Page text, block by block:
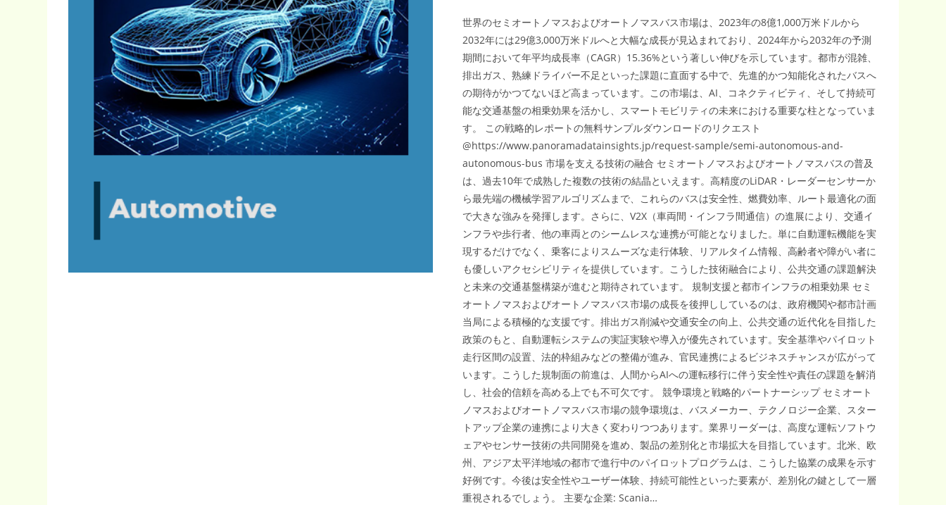
世界のセミオートノマスおよびオートノマスバス市場は、2023年の8億1,000万米ドルから
2032年には29億3,000万米ドルへと大幅な成長が見込まれており、2024年から2032年の予測
期間において年平均成長率（CAGR）15.36%という著しい伸びを示しています。都市が混雑、
排出ガス、熟練ドライバー不足といった課題に直面する中で、先進的かつ知能化されたバスへ
の期待がかつてないほど高まっています。この市場は、AI、コネクティビティ、そして持続可
能な交通基盤の相乗効果を活かし、スマートモビリティの未来における重要な柱となっていま
す。 この戦略的レポートの無料サンプルダウンロードのリクエスト
@https://www.panoramadatainsights.jp/request-sample/semi-autonomous-and-
autonomous-bus 市場を支える技術の融合 セミオートノマスおよびオートノマスバスの普及
は、過去10年で成熟した複数の技術の結晶といえます。高精度のLiDAR・レーダーセンサーか
ら最先端の機械学習アルゴリズムまで、これらのバスは安全性、燃費効率、ルート最適化の面
で大きな強みを発揮します。さらに、V2X（車両間・インフラ間通信）の進展により、交通イ
ンフラや歩行者、他の車両とのシームレスな連携が可能となりました。単に自動運転機能を実
現するだけでなく、乗客によりスムーズな走行体験、リアルタイム情報、高齢者や障がい者に
も優しいアクセシビリティを提供しています。こうした技術融合により、公共交通の課題解決
と未来の交通基盤構築が進むと期待されています。 規制支援と都市インフラの相乗効果 セミ
オートノマスおよびオートノマスバス市場の成長を後押ししているのは、政府機関や都市計画
当局による積極的な支援です。排出ガス削減や交通安全の向上、公共交通の近代化を目指した
政策のもと、自動運転システムの実証実験や導入が優先されています。安全基準やパイロット
走行区間の設置、法的枠組みなどの整備が進み、官民連携によるビジネスチャンスが広がって
います。こうした規制面の前進は、人間からAIへの運転移行に伴う安全性や責任の課題を解消
し、社会的信頼を高める上でも不可欠です。 競争環境と戦略的パートナーシップ セミオート
ノマスおよびオートノマスバス市場の競争環境は、バスメーカー、テクノロジー企業、スター
トアップ企業の連携により大きく変わりつつあります。業界リーダーは、高度な運転ソフトウ
ェアやセンサー技術の共同開発を進め、製品の差別化と市場拡大を目指しています。北米、欧
州、アジア太平洋地域の都市で進行中のパイロットプログラムは、こうした協業の成果を示す
好例です。今後は安全性やユーザー体験、持続可能性といった要素が、差別化の鍵として一層
重視されるでしょう。 主要な企業: Scania…